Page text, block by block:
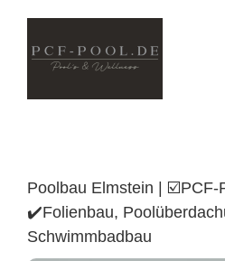
content
Poolbau Elmstein | ☑️PCF-
✔️Folienbau,
Schwimmbadbau